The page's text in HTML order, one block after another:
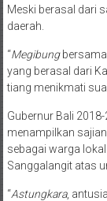
Meski berasal dari
daerah.
“Megibung
yang berasal dari
tiang menikmati
Gubernur Bali
menampilkan
sebagai warga
Sanggalangit atas
“Astungkara,